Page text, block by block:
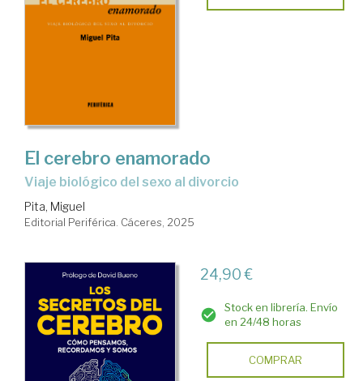
El cerebro enamorado
Viaje biológico del sexo al divorcio
Pita, Miguel
Editorial Periférica. Cáceres, 2025
24,90 €
Stock en librería. Envío
en 24/48 horas
COMPRAR